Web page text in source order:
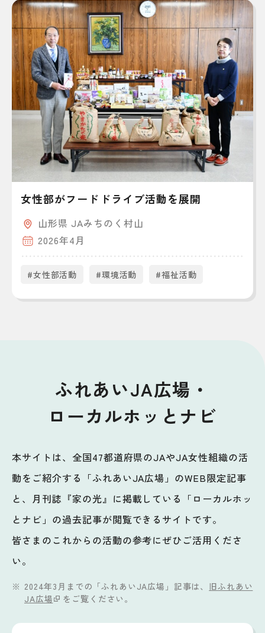
女性部がフードドライブ活動を展開
山形県 JAみちのく村山
2026年4月
#女性部活動 #環境活動 #福祉活動
ふれあいJA広場・
ローカルホッとナビ
本サイトは、全国47都道府県のJAやJA女性組織の活
動をご紹介する「ふれあいJA広場」のWEB限定記事
と、月刊誌『家の光』に掲載している「ローカルホッ
とナビ」の過去記事が閲覧できるサイトです。
皆さまのこれからの活動の参考にぜひご活用くださ
い。
2024年3月までの「ふれあいJA広場」記事は、 旧ふれあい
JA広場
をご覧ください。